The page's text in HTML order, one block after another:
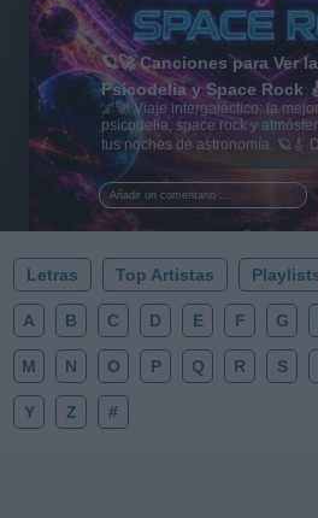
Añadir un comentario ...
🪐🚀 Canciones para Ver
Psicodelia y Space Rock
🌌🚀 Viaje intergaláctico: la
psicodelia, space rock y
tus noches de astronomía. 🪐🎸
al firmamento y siente la
esta colección para tu próxima
✨⭐
Letras Top Artistas
A B C D E F G
M N O P Q R S
Y Z #